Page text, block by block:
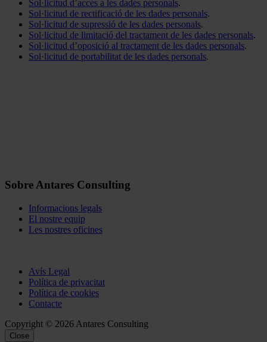
Sol·licitud d’accés a les dades personals.
Sol·licitud de rectificació de les dades personals.
Sol·licitud de supressió de les dades personals.
Sol·licitud de limitació del tractament de les dades personals.
Sol·licitud d’oposició al tractament de les dades personals.
Sol·licitud de portabilitat de les dades personals.
Sobre Antares Consulting
Informacions legals
El nostre equip
Les nostres oficines
Avís Legal
Política de privacitat
Política de cookies
Contacte
Copyright © 2026 Antares Consulting
Close